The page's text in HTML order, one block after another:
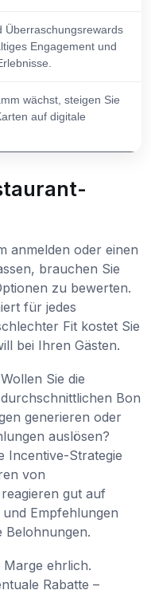
Überraschungsrewards
Engagement und
wächst, steigen Sie
auf digitale
anmelden oder einen
brauchen Sie
zu bewerten.
für jedes
Fit kostet Sie
bei Ihren Gästen.
Sie die
Bon
generieren oder
auslösen?
Incentive-Strategie
von
gut auf
Empfehlungen
Belohnungen.
ehrlich.
Rabatte –